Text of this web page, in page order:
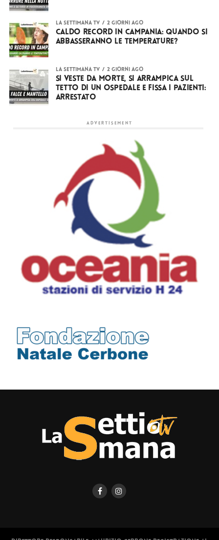
LA SETTIMANA TV 2 giorni ago
Caldo record in Campania: quando si
abbasseranno le temperature?
LA SETTIMANA TV 2 giorni ago
Si veste da Morte, si arrampica sul
tetto di un ospedale e fissa i pazienti:
arrestato
ADVERTISEMENT